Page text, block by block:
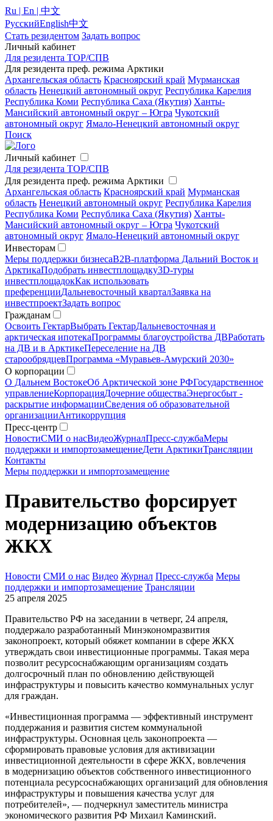
Ru | En | 中文
РусскийEnglish中文
Стать резидентом Задать вопрос
Личный кабинет
Для резидента ТОР/СПВ
Для резидента преф. режима Арктики
Архангельская область Красноярский край Мурманская
область Ненецкий автономный округ Республика Карелия
Республика Коми Республика Саха (Якутия) Ханты-
Мансийский автономный округ – Югра Чукотский
автономный округ Ямало-Ненецкий автономный округ
Поиск
Личный кабинет
Для резидента ТОР/СПВ
Для резидента преф. режима Арктики
Архангельская область Красноярский край Мурманская
область Ненецкий автономный округ Республика Карелия
Республика Коми Республика Саха (Якутия) Ханты-
Мансийский автономный округ – Югра Чукотский
автономный округ Ямало-Ненецкий автономный округ
Инвесторам
Меры поддержки бизнесаB2B-платформа Дальний Восток и
АрктикаПодобрать инвестплощадку3D-туры
инвестплощадокКак использовать
преференцииДальневосточный кварталЗаявка на
инвестпроектЗадать вопрос
Гражданам
Освоить ГектарВыбрать ГектарДальневосточная и
арктическая ипотекаПрограммы благоустройства ДВРаботать
на ДВ и в АрктикеПереселение на ДВ
старообрядцевПрограмма «Муравьев-Амурский 2030»
О корпорации
О Дальнем ВостокеОб Арктической зоне РФГосударственное
управлениеКорпорацияДочерние обществаЭнергосбыт -
раскрытие информацииСведения об образовательной
организацииАнтикоррупция
Пресс-центр
НовостиСМИ о насВидеоЖурналПресс-службаМеры
поддержки и импортозамещениеДети АрктикиТрансляции
Контакты
Меры поддержки и импортозамещение
Правительство форсирует
модернизацию объектов
ЖКХ
Новости СМИ о нас Видео Журнал Пресс-служба Меры
поддержки и импортозамещение Трансляции
25 апреля 2025
Правительство РФ на заседании в четверг, 24 апреля,
поддержало разработанный Минэкономразвития
законопроект, который обяжет компании в сфере ЖКХ
утверждать свои инвестиционные программы. Такая мера
позволит ресурсоснабжающим организациям создать
долгосрочный план по обновлению действующей
инфраструктуры и повысить качество коммунальных услуг
для граждан.
«Инвестиционная программа — эффективный инструмент
поддержания и развития систем коммунальной
инфраструктуры. Основная цель законопроекта —
сформировать правовые условия для активизации
инвестиционной деятельности в сфере ЖКХ, вовлечения
в модернизацию объектов собственного инвестиционного
потенциала ресурсоснабжающих организаций для обновления
инфраструктуры и повышения качества услуг для
потребителей», — подчеркнул заместитель министра
экономического развития РФ Михаил Каминский.